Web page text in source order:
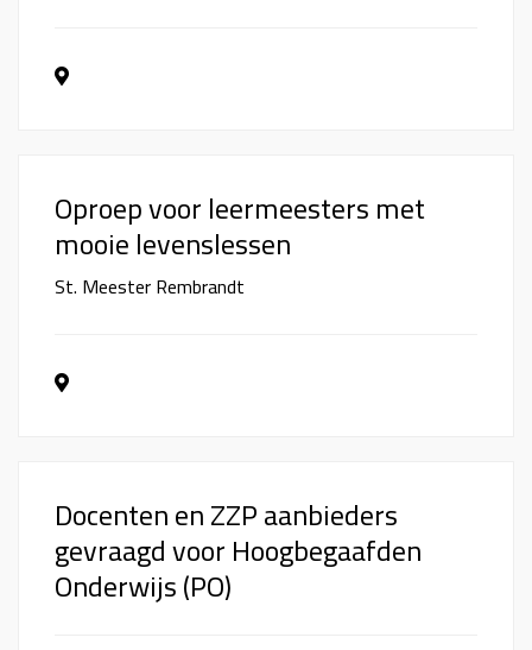
Oproep voor leermeesters met
mooie levenslessen
St. Meester Rembrandt
Docenten en ZZP aanbieders
gevraagd voor Hoogbegaafden
Onderwijs (PO)